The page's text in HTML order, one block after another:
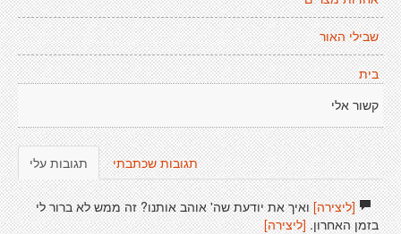
שבילי האור
בית
קשור אלי
תגובות עלי תגובות שכתבתי
[ליצירה]ואיך את יודעת שה' אוהב אותנו? זה ממש לא ברור לי
בזמן האחרון. [ליצירה]